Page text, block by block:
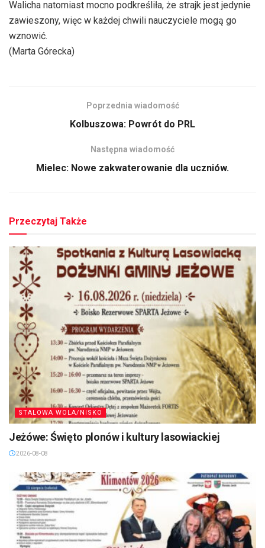
Walicha natomiast mocno podkreśliła, że strajk jest jedynie
zawieszony, więc w każdej chwili nauczyciele mogą go
wznowić.
(Marta Górecka)
Poprzednia wiadomość
Kolbuszowa: Powrót do PRL
Następna wiadomość
Mielec: Nowe zakwaterowanie dla uczniów.
Przeczytaj Także
STALOWA WOLA/NISKO
Jeżówe: Święto plonów i kultury lasowiackiej
2026-08-08